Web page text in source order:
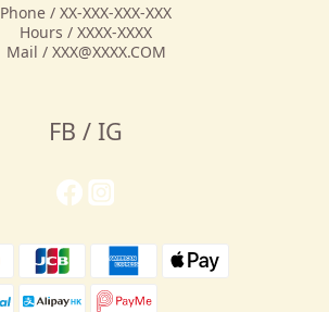
Phone / XX-XXX-XXX-XXX
Hours / XXXX-XXXX
Mail / XXX@XXXX.COM
FB / IG